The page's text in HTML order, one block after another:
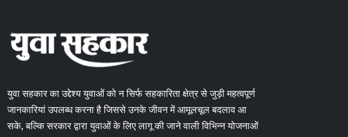
युवा सहकार का उद्देश्य युवाओं को न सिर्फ सहकारिता क्षेत्र से जुड़ी महत्वपूर्ण
जानकारियां उपलब्ध करना है जिससे उनके जीवन में आमूलचूल बदलाव आ
सके, बल्कि सरकार द्वारा युवाओं के लिए लागू की जाने वाली विभिन्न योजनाओं